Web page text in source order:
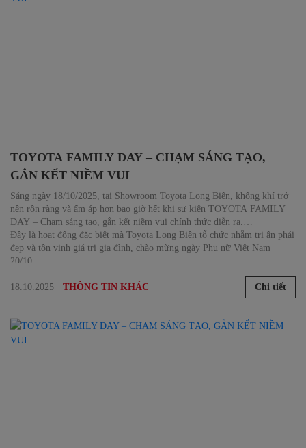
TOYOTA FAMILY DAY – CHẠM SÁNG TẠO,
GẮN KẾT NIỀM VUI
Sáng ngày 18/10/2025, tại Showroom Toyota Long Biên, không khí trở
nên rộn ràng và ấm áp hơn bao giờ hết khi sự kiện TOYOTA FAMILY
DAY – Chạm sáng tạo, gắn kết niềm vui chính thức diễn ra.
Đây là hoạt động đặc biệt mà Toyota Long Biên tổ chức nhằm tri ân phái
đẹp và tôn vinh giá trị gia đình, chào mừng ngày Phụ nữ Việt Nam
20/10.
18.10.2025 THÔNG TIN KHÁC Chi tiết